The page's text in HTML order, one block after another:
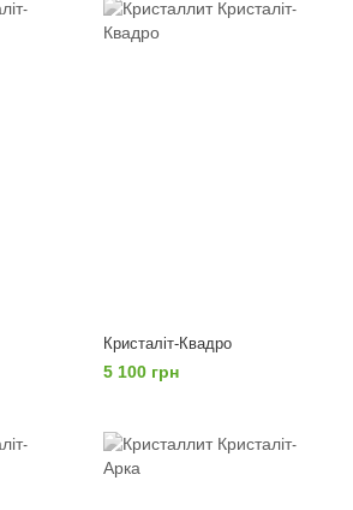
Кристаліт-Квадро
5 100 грн